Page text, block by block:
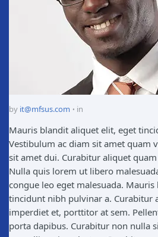
by it@mfsus.com in
Mauris blandit aliquet elit, eget
Vestibulum ac diam sit amet quam
sit amet dui. Curabitur aliquet
Nulla quis lorem ut libero
congue leo eget malesuada.
tincidunt nibh pulvinar a. Curabitur
imperdiet et, porttitor at sem.
porta dapibus. Curabitur non nulla